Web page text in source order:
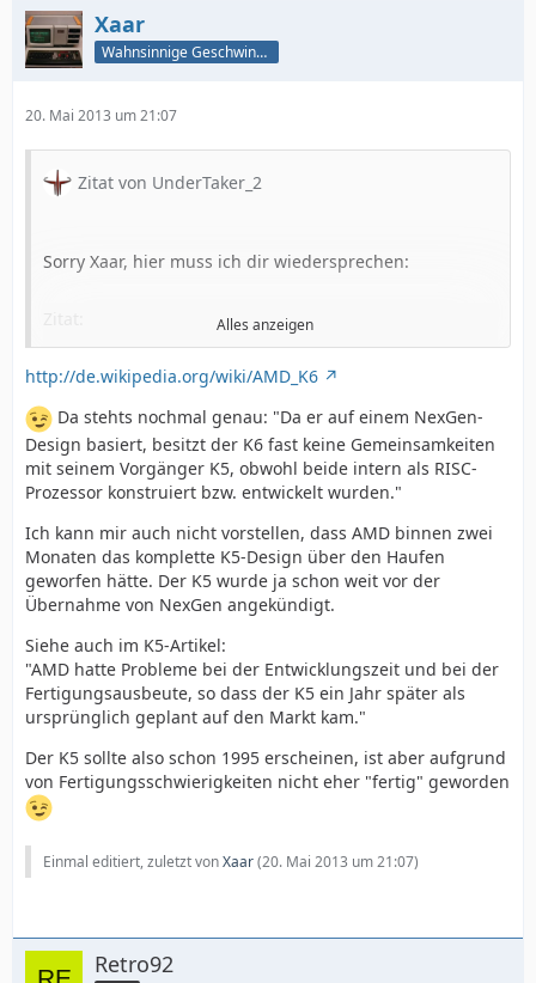
Xaar
Wahnsinnige Geschwindigkeit - und los!
20. Mai 2013 um 21:07
Zitat von UnderTaker_2
Sorry Xaar, hier muss ich dir wiedersprechen:
"Am 16. Januar 1996 wurde NexGen von AMD
übernommen."[1]
http://de.wikipedia.org/wiki/NexGen
"Ende 1995 verwarf AMD die Entwicklung des 29k" [2]
http://de.wikipedia.org/wiki/AMD_Am29000
Markteinführung des Krypton 5 (K5) 1996
http://de.wikipedia.org/wiki/AMD_K5
Zeitlich passt deine Aussage nicht rein..
Alles anzeigen
http://de.wikipedia.org/wiki/AMD_K6
Da stehts nochmal genau: "Da er auf einem NexGen-
Design basiert, besitzt der K6 fast keine Gemeinsamkeiten
mit seinem Vorgänger K5, obwohl beide intern als RISC-
Prozessor konstruiert bzw. entwickelt wurden."
Ich kann mir auch nicht vorstellen, dass AMD binnen zwei
Monaten das komplette K5-Design über den Haufen
geworfen hätte. Der K5 wurde ja schon weit vor der
Übernahme von NexGen angekündigt.
Siehe auch im K5-Artikel:
"AMD hatte Probleme bei der Entwicklungszeit und bei der
Fertigungsausbeute, so dass der K5 ein Jahr später als
ursprünglich geplant auf den Markt kam."
Der K5 sollte also schon 1995 erscheinen, ist aber aufgrund
von Fertigungsschwierigkeiten nicht eher "fertig" geworden
Einmal editiert, zuletzt vonXaar(20. Mai 2013 um 21:07)
Retro92